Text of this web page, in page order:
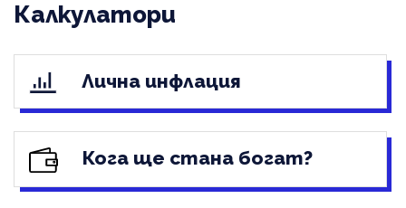
Калкулатори
Лична инфлация
Кога ще стана богат?